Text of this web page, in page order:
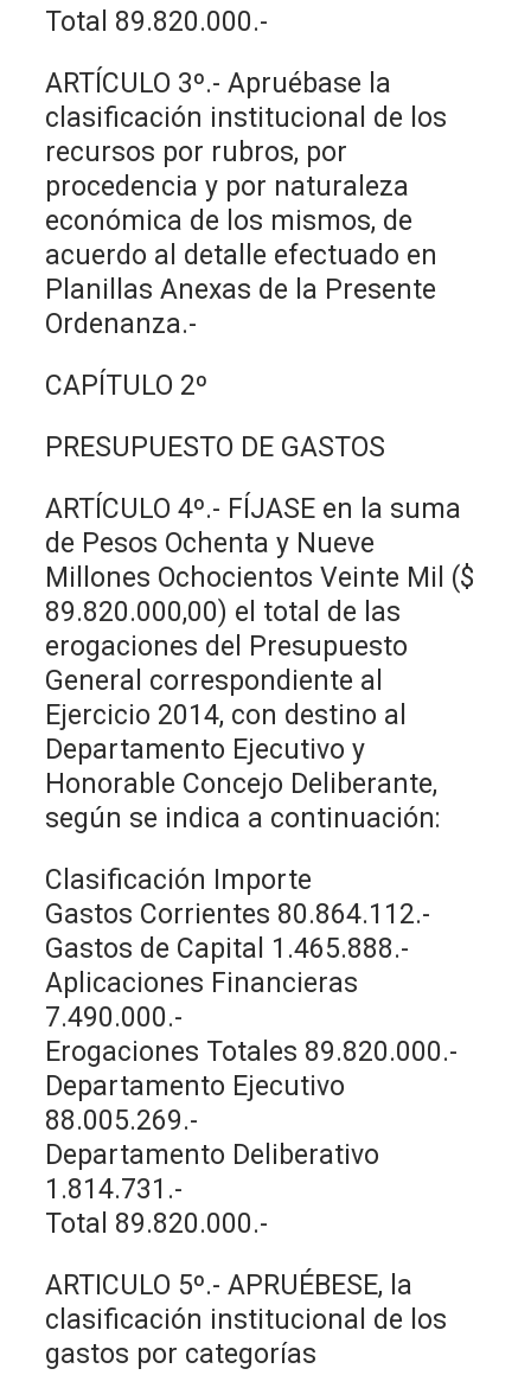
Total 89.820.000.-
ARTÍCULO 3º.- Apruébase la
clasificación institucional de los
recursos por rubros, por
procedencia y por naturaleza
económica de los mismos, de
acuerdo al detalle efectuado en
Planillas Anexas de la Presente
Ordenanza.-
CAPÍTULO 2º
PRESUPUESTO DE GASTOS
ARTÍCULO 4º.- FÍJASE en la suma
de Pesos Ochenta y Nueve
Millones Ochocientos Veinte Mil ($
89.820.000,00) el total de las
erogaciones del Presupuesto
General correspondiente al
Ejercicio 2014, con destino al
Departamento Ejecutivo y
Honorable Concejo Deliberante,
según se indica a continuación:
Clasificación Importe
Gastos Corrientes 80.864.112.-
Gastos de Capital 1.465.888.-
Aplicaciones Financieras
7.490.000.-
Erogaciones Totales 89.820.000.-
Departamento Ejecutivo
88.005.269.-
Departamento Deliberativo
1.814.731.-
Total 89.820.000.-
ARTICULO 5º.- APRUÉBESE, la
clasificación institucional de los
gastos por categorías